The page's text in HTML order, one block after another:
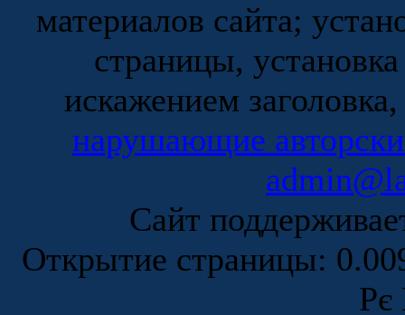
материалов сайта;
страницы,
искажением
нарушающие
Сайт
Открытие страницы:
Рє